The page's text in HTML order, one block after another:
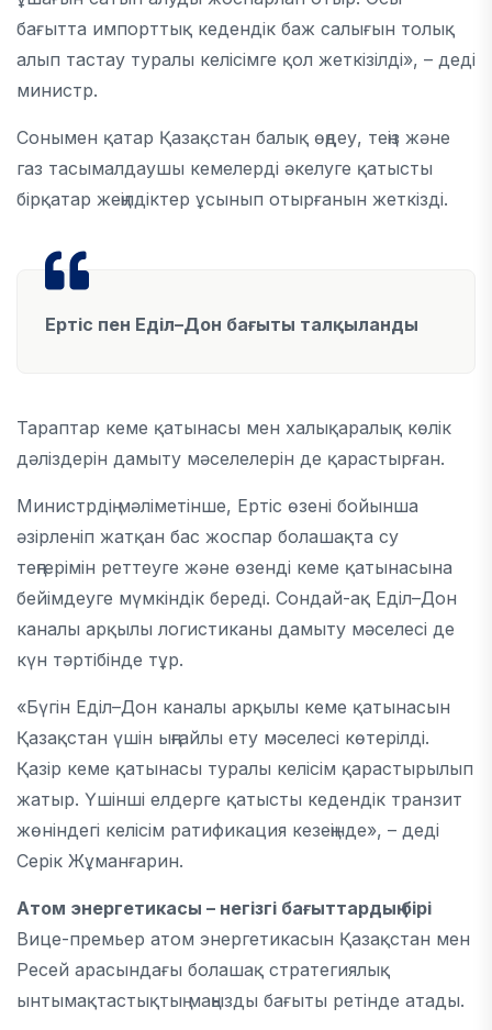
бағытта импорттық кедендік баж салығын толық
алып тастау туралы келісімге қол жеткізілді», – деді
министр.
Сонымен қатар Қазақстан балық өңдеу, теңіз және
газ тасымалдаушы кемелерді әкелуге қатысты
бірқатар жеңілдіктер ұсынып отырғанын жеткізді.
Ертіс пен Еділ–Дон бағыты талқыланды
Тараптар кеме қатынасы мен халықаралық көлік
дәліздерін дамыту мәселелерін де қарастырған.
Министрдің мәліметінше, Ертіс өзені бойынша
әзірленіп жатқан бас жоспар болашақта су
теңгерімін реттеуге және өзенді кеме қатынасына
бейімдеуге мүмкіндік береді. Сондай-ақ Еділ–Дон
каналы арқылы логистиканы дамыту мәселесі де
күн тәртібінде тұр.
«Бүгін Еділ–Дон каналы арқылы кеме қатынасын
Қазақстан үшін ыңғайлы ету мәселесі көтерілді.
Қазір кеме қатынасы туралы келісім қарастырылып
жатыр. Үшінші елдерге қатысты кедендік транзит
жөніндегі келісім ратификация кезеңінде», – деді
Серік Жұманғарин.
Атом энергетикасы – негізгі бағыттардың бірі
Вице-премьер атом энергетикасын Қазақстан мен
Ресей арасындағы болашақ стратегиялық
ынтымақтастықтың маңызды бағыты ретінде атады.